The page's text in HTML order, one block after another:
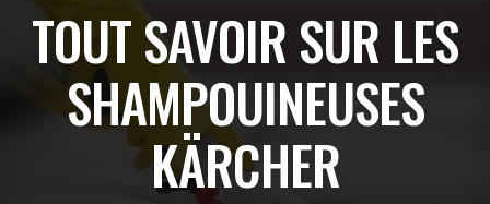
TOUT SAVOIR SUR LES
SHAMPOUINEUSES
KÄRCHER